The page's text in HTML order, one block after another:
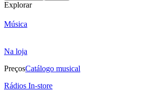
Explorar
Música
Na loja
PreçosCatálogo musical
Rádios In-store